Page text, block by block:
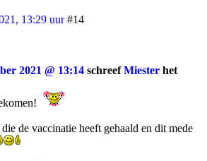
13:29 uur #14
2021 @ 13:14 schreefMiester het
de vaccinatie heeft gehaald en dit mede